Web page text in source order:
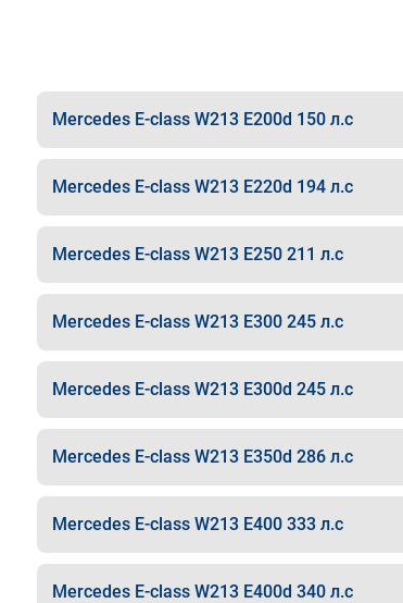
Mercedes E-class W213 E200d 150 л.с
Mercedes E-class W213 E220d 194 л.с
Mercedes E-class W213 E250 211 л.с
Mercedes E-class W213 E300 245 л.с
Mercedes E-class W213 E300d 245 л.с
Mercedes E-class W213 E350d 286 л.с
Mercedes E-class W213 E400 333 л.с
Mercedes E-class W213 E400d 340 л.с